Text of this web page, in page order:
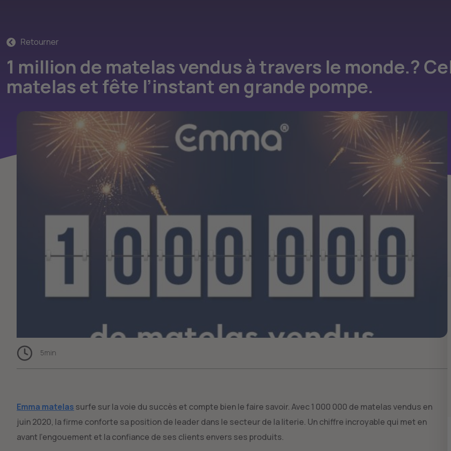
Retourner
1 million de matelas vendus à travers le monde.?
matelas et fête l’instant en grande pompe.
5min
Emma matelas surfe sur la voie du succès et compte bien le faire savoir. Avec 1 000 000 de matelas vendus en
juin 2020, la firme conforte sa position de leader dans le secteur de la literie. Un chiffre incroyable qui met en
avant l'engouement et la confiance de ses clients envers ses produits.